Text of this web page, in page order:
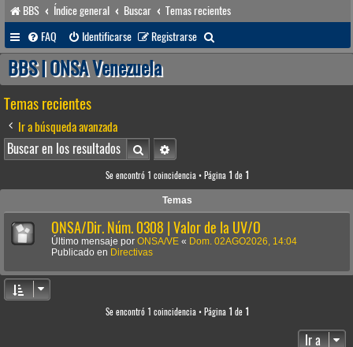
BBS Índice general Buscar
Temas recientes
FAQ
Identificarse Registrarse
u
BBS | ONSA Venezuela
Temas recientes
Ir a búsqueda avanzada
BuscarBúsqueda avanzada
Se encontró 1 coincidencia • Página 1 de 1
Temas
ONSA/Dir. Núm. 0308 | Valor de la UV/O
Último mensaje por ONSA/VE « Dom. 02AGO2026, 14:04
Publicado en Directivas
Se encontró 1 coincidencia • Página 1 de 1
Ir a